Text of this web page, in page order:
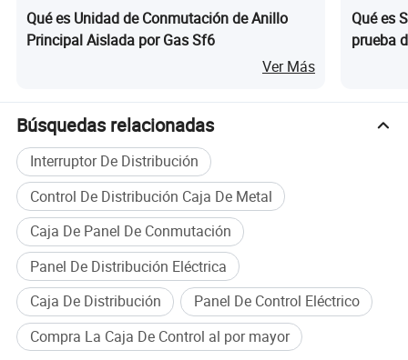
Qué es Unidad de Conmutación de Anillo
Principal Aislada por Gas Sf6
Ver Más
Qué es
prueba
Búsquedas relacionadas
Interruptor De Distribución
Control De Distribución Caja De Metal
Caja De Panel De Conmutación
Panel De Distribución Eléctrica
Caja De Distribución
Panel De Control Eléctrico
Compra La Caja De Control al por mayor